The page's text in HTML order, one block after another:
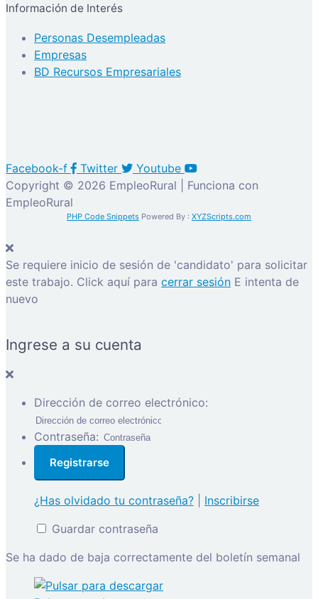
Información de Interés
Personas Desempleadas
Empresas
BD Recursos Empresariales
Facebook-f Twitter
Youtube
Copyright © 2026 EmpleoRural | Funciona con
EmpleoRural
PHP Code Snippets Powered By : XYZScripts.com
Se requiere inicio de sesión de 'candidato' para solicitar
este trabajo. Click aquí para cerrar sesión E intenta de
nuevo
Ingrese a su cuenta
Dirección de correo electrónico:
Contraseña:
¿Has olvidado tu contraseña?
Inscribirse
Guardar contraseña
Se ha dado de baja correctamente del boletín semanal